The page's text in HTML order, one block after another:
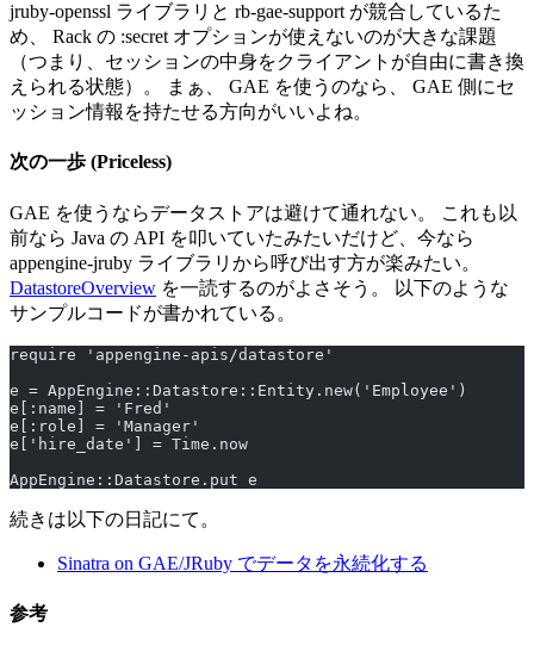
jruby-openssl ライブラリと rb-gae-support が競合しているた
め、 Rack の :secret オプションが使えないのが大きな課題
（つまり、セッションの中身をクライアントが自由に書き換
えられる状態）。 まぁ、 GAE を使うのなら、 GAE 側にセ
ッション情報を持たせる方向がいいよね。
次の一歩 (Priceless)
GAE を使うならデータストアは避けて通れない。 これも以
前なら Java の API を叩いていたみたいだけど、今なら
appengine-jruby ライブラリから呼び出す方が楽みたい。
DatastoreOverview を一読するのがよさそう。 以下のような
サンプルコードが書かれている。
require 'appengine-apis/datastore'
e = AppEngine::Datastore::Entity.new('Employee')
e[:name] = 'Fred'
e[:role] = 'Manager'
e['hire_date'] = Time.now
AppEngine::Datastore.put e
続きは以下の日記にて。
Sinatra on GAE/JRuby でデータを永続化する
参考